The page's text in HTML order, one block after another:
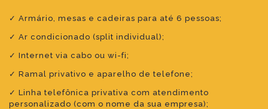
✓ Armário, mesas e cadeiras para até 6 pessoas;
✓ Ar condicionado (split individual);
✓ Internet via cabo ou wi-fi;
✓ Ramal privativo e aparelho de telefone;
✓ Linha telefônica privativa com atendimento
personalizado (com o nome da sua empresa);